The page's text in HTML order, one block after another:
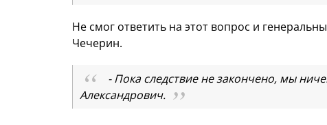
Не смог ответить на этот вопрос и
Чечерин.
- Пока следствие не закончено, мы
Александрович.